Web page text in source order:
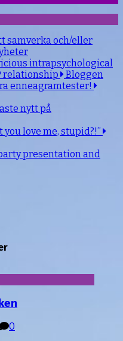
samverka och/eller
intrapsychological
relationship
Bloggen
enneagramtester!
nytt på
you love me, stupid?!”
presentation and
0